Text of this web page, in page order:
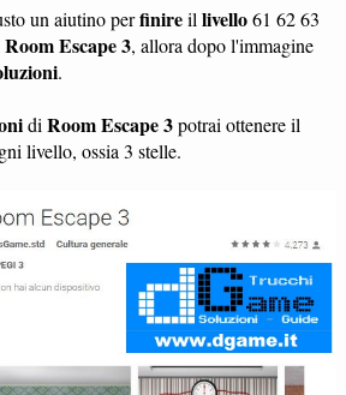
un aiutino perfinireil livello61 62 63
Room Escape 3, allora dopo l'immagine
.
di Room Escape 3potrai ottenere il
livello, ossia 3 stelle.